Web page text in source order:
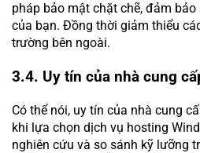
pháp bảo mật chặt chẽ, đảm
của bạn. Đồng thời giảm thiểu
trường bên ngoài.
3.4. Uy tín của nhà cung
Có thể nói, uy tín của nhà cung
khi lựa chọn dịch vụ hosting
nghiên cứu và so sánh kỹ lưỡng